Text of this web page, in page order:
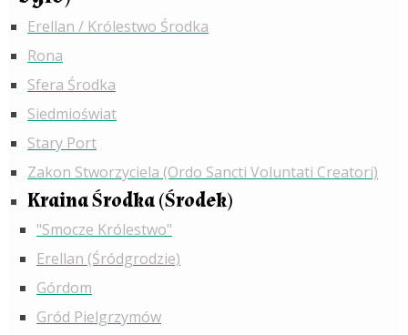
Erellan / Królestwo Środka
Rona
Sfera Środka
Siedmioświat
Stary Port
Zakon Stworzyciela (Ordo Sancti Voluntati Creatori)
Kraina Środka (Środek)
"Smocze Królestwo"
Erellan (Śródgrodzie)
Górdom
Gród Pielgrzymów